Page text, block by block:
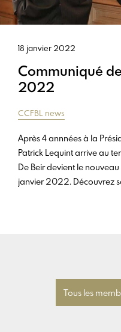
18 janvier 2022
Communiqué
2022
CCFBL news
Après 4 annnées à la
Patrick Lequint arrive au
De Beir devient le
janvier 2022. Découvrez
Tous les